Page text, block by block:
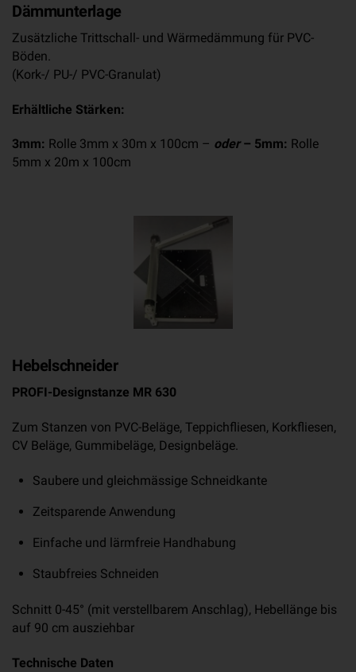
Dämmunterlage
Zusätzliche Trittschall- und Wärmedämmung für PVC-
Böden.
(Kork-/ PU-/ PVC-Granulat)
Erhältliche Stärken:
3mm: Rolle 3mm x 30m x 100cm – oder– 5mm: Rolle
5mm x 20m x 100cm
Hebelschneider
PROFI-Designstanze MR 630
Zum Stanzen von PVC-Beläge, Teppichfliesen, Korkfliesen,
CV Beläge, Gummibeläge, Designbeläge.
Saubere und gleichmässige Schneidkante
Zeitsparende Anwendung
Einfache und lärmfreie Handhabung
Staubfreies Schneiden
Schnitt 0-45° (mit verstellbarem Anschlag), Hebellänge bis
auf 90 cm ausziehbar
Technische Daten